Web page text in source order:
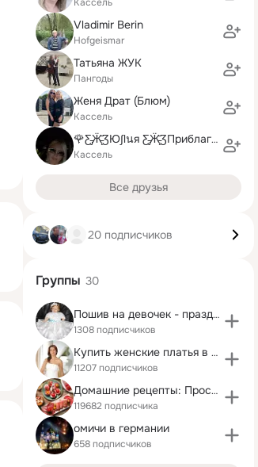
Vladimir Berin
Hofgeismar
Татьяна ЖУК
Пангоды
Женя Драт (Блюм)
Кассель
🌹Ƹ̵̡Ӝ̵̨̄ƷЮ∫lนя Ƹ̵̡Ӝ̵̨̄ƷПриблагина🌹
Кассель
Все друзья
20 подписчиков
Группы 30
Пошив на девочек - праздничные наряды! Германия
1308 подписчиков
Купить женские платья в интернет-магазине Milana
11207 подписчиков
Домашние рецепты: Просто и вкусно
119682 подписчика
омичи в германии
658 подписчиков